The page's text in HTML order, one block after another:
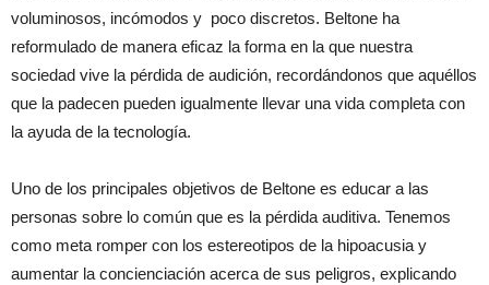
voluminosos, incómodos y poco discretos. Beltone ha
reformulado de manera eficaz la forma en la que nuestra
sociedad vive la pérdida de audición, recordándonos que aquéllos
que la padecen pueden igualmente llevar una vida completa con
la ayuda de la tecnología.
Uno de los principales objetivos de Beltone es educar a las
personas sobre lo común que es la pérdida auditiva. Tenemos
como meta romper con los estereotipos de la hipoacusia y
aumentar la concienciación acerca de sus peligros, explicando